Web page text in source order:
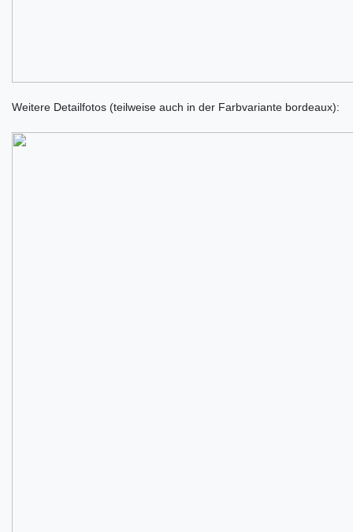
Weitere Detailfotos (teilweise auch in der Farbvariante bordeaux):